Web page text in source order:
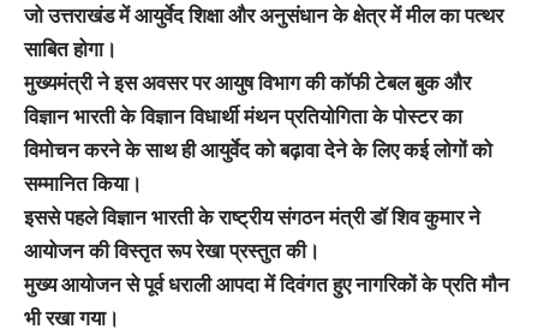
जो उत्तराखंड में आयुर्वेद शिक्षा और अनुसंधान के क्षेत्र में मील का पत्थर
साबित होगा।
मुख्यमंत्री ने इस अवसर पर आयुष विभाग की कॉफी टेबल बुक और
विज्ञान भारती के विज्ञान विधार्थी मंथन प्रतियोगिता के पोस्टर का
विमोचन करने के साथ ही आयुर्वेद को बढ़ावा देने के लिए कई लोगों को
सम्मानित किया।
इससे पहले विज्ञान भारती के राष्ट्रीय संगठन मंत्री डॉ शिव कुमार ने
आयोजन की विस्तृत रूप रेखा प्रस्तुत की।
मुख्य आयोजन से पूर्व धराली आपदा में दिवंगत हुए नागरिकों के प्रति मौन
भी रखा गया।